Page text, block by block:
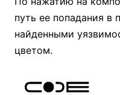
путь ее попадания в
найденными
цветом.